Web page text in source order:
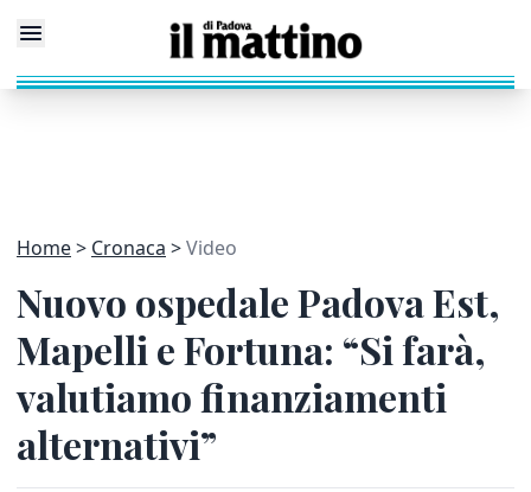
Home Cronaca Video
Nuovo ospedale Padova Est,
Mapelli e Fortuna: “Si farà,
valutiamo finanziamenti
alternativi”